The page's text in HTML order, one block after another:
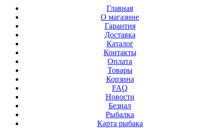
Главная
О магазине
Гарантия
Доставка
Каталог
Контакты
Оплата
Товары
Корзина
FAQ
Новости
Безнал
Рыбалка
Карта рыбака